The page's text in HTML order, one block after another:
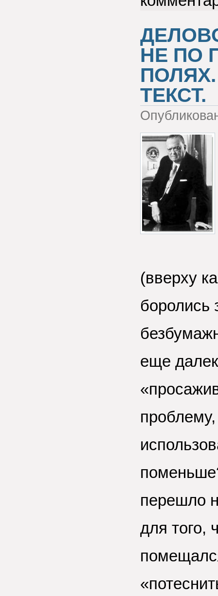
НЕ ПО
ТЕКСТ.
(вверху
боролись
еще
перешло
для того,